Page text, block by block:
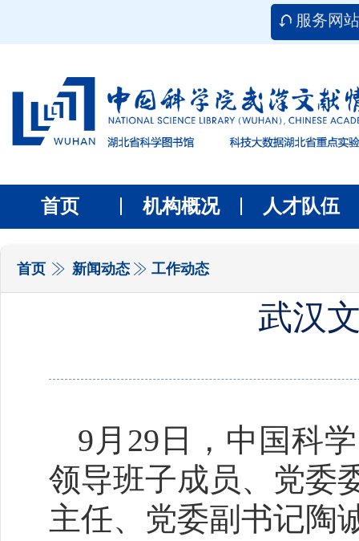
服务网站
首页 机构概况 人才队伍
首页 新闻动态 工作动态
武汉
9月29日，中国科
领导班子成员、党委
主任、党委副书记陶